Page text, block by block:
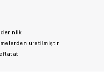
üretilmiştir